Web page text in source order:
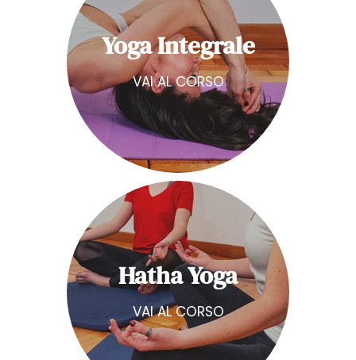
Yoga Integrale
VAI AL CORSO
Hatha Yoga
VAI AL CORSO